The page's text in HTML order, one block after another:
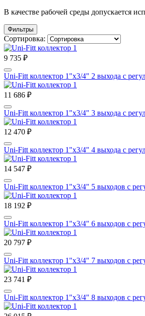
В качестве рабочей среды допускается
Фильтры
Сортировка:
9 735 ₽
Uni-Fitt коллектор 1"х3/4" 2 выхода с
11 686 ₽
Uni-Fitt коллектор 1"х3/4" 3 выхода с
12 470 ₽
Uni-Fitt коллектор 1"х3/4" 4 выхода с
14 547 ₽
Uni-Fitt коллектор 1"х3/4" 5 выходов с
18 192 ₽
Uni-Fitt коллектор 1"х3/4" 6 выходов с
20 797 ₽
Uni-Fitt коллектор 1"х3/4" 7 выходов с
23 741 ₽
Uni-Fitt коллектор 1"х3/4" 8 выходов с